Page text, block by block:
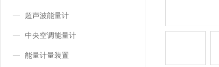
超声波能量计
中央空调能量计
能量计量装置